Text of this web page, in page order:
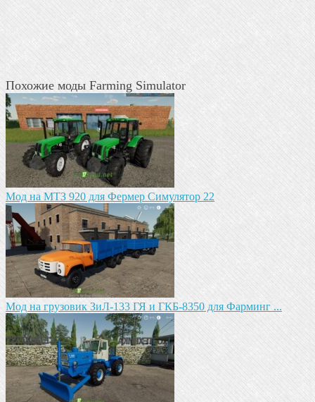
Похожие моды Farming Simulator
Мод на МТЗ 920 для Фермер Симулятор 22
Мод на грузовик ЗиЛ-133 ГЯ и ГКБ-8350 для Фарминг ...